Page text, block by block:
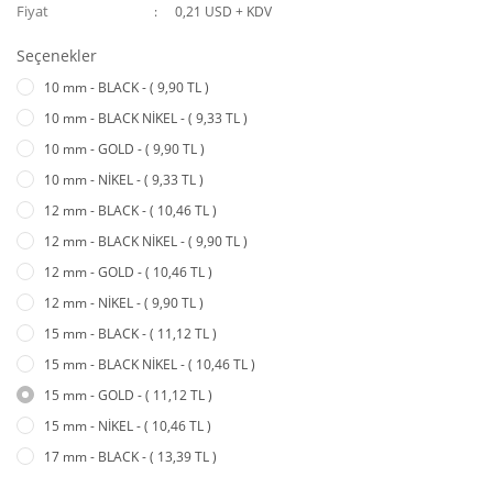
Fiyat 0,21 USD + KDV
Seçenekler
10 mm - BLACK - ( 9,90 TL )
10 mm - BLACK NİKEL - ( 9,33 TL )
10 mm - GOLD - ( 9,90 TL )
10 mm - NİKEL - ( 9,33 TL )
12 mm - BLACK - ( 10,46 TL )
12 mm - BLACK NİKEL - ( 9,90 TL )
12 mm - GOLD - ( 10,46 TL )
12 mm - NİKEL - ( 9,90 TL )
15 mm - BLACK - ( 11,12 TL )
15 mm - BLACK NİKEL - ( 10,46 TL )
15 mm - GOLD - ( 11,12 TL )
15 mm - NİKEL - ( 10,46 TL )
17 mm - BLACK - ( 13,39 TL )